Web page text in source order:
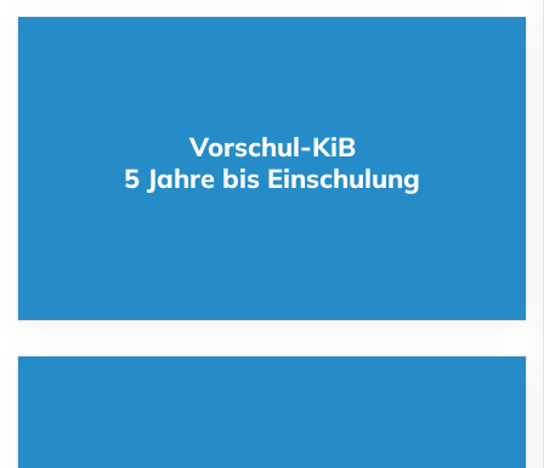
Vorschul-KiB
5 Jahre bis Einschulung